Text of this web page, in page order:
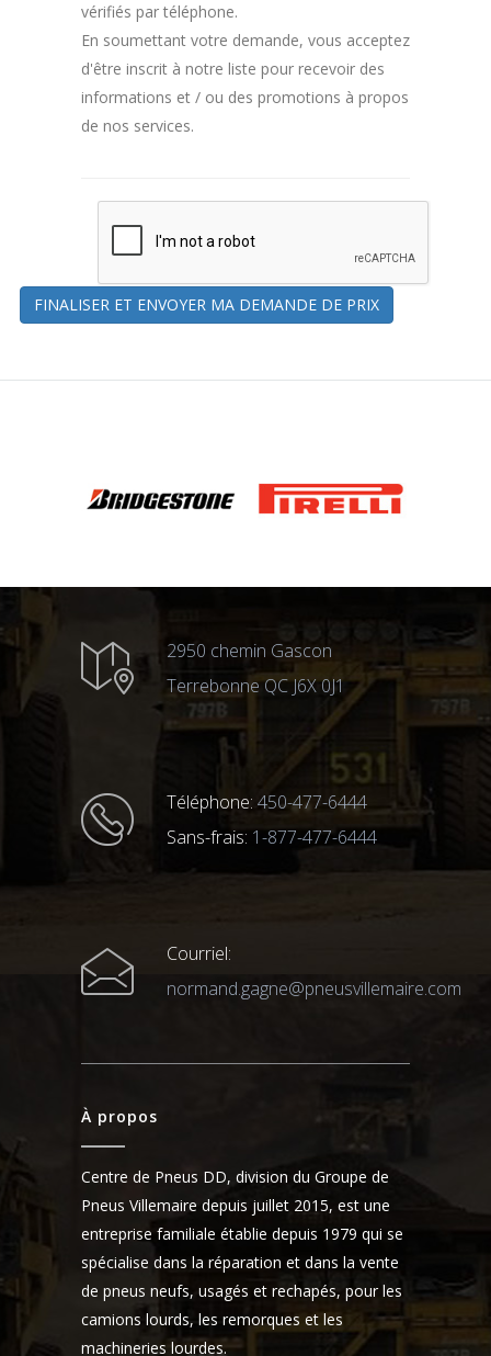
vérifiés par téléphone.
En soumettant votre demande, vous acceptez
d'être inscrit à notre liste pour recevoir des
informations et / ou des promotions à propos
de nos services.
FINALISER ET ENVOYER MA DEMANDE DE PRIX
2950 chemin Gascon
Terrebonne QC J6X 0J1
Téléphone: 450-477-6444
Sans-frais: 1-877-477-6444
Courriel:
normand.gagne@pneusvillemaire.com
À propos
Centre de Pneus DD, division du Groupe de
Pneus Villemaire depuis juillet 2015, est une
entreprise familiale établie depuis 1979 qui se
spécialise dans la réparation et dans la vente
de pneus neufs, usagés et rechapés, pour les
camions lourds, les remorques et les
machineries lourdes.